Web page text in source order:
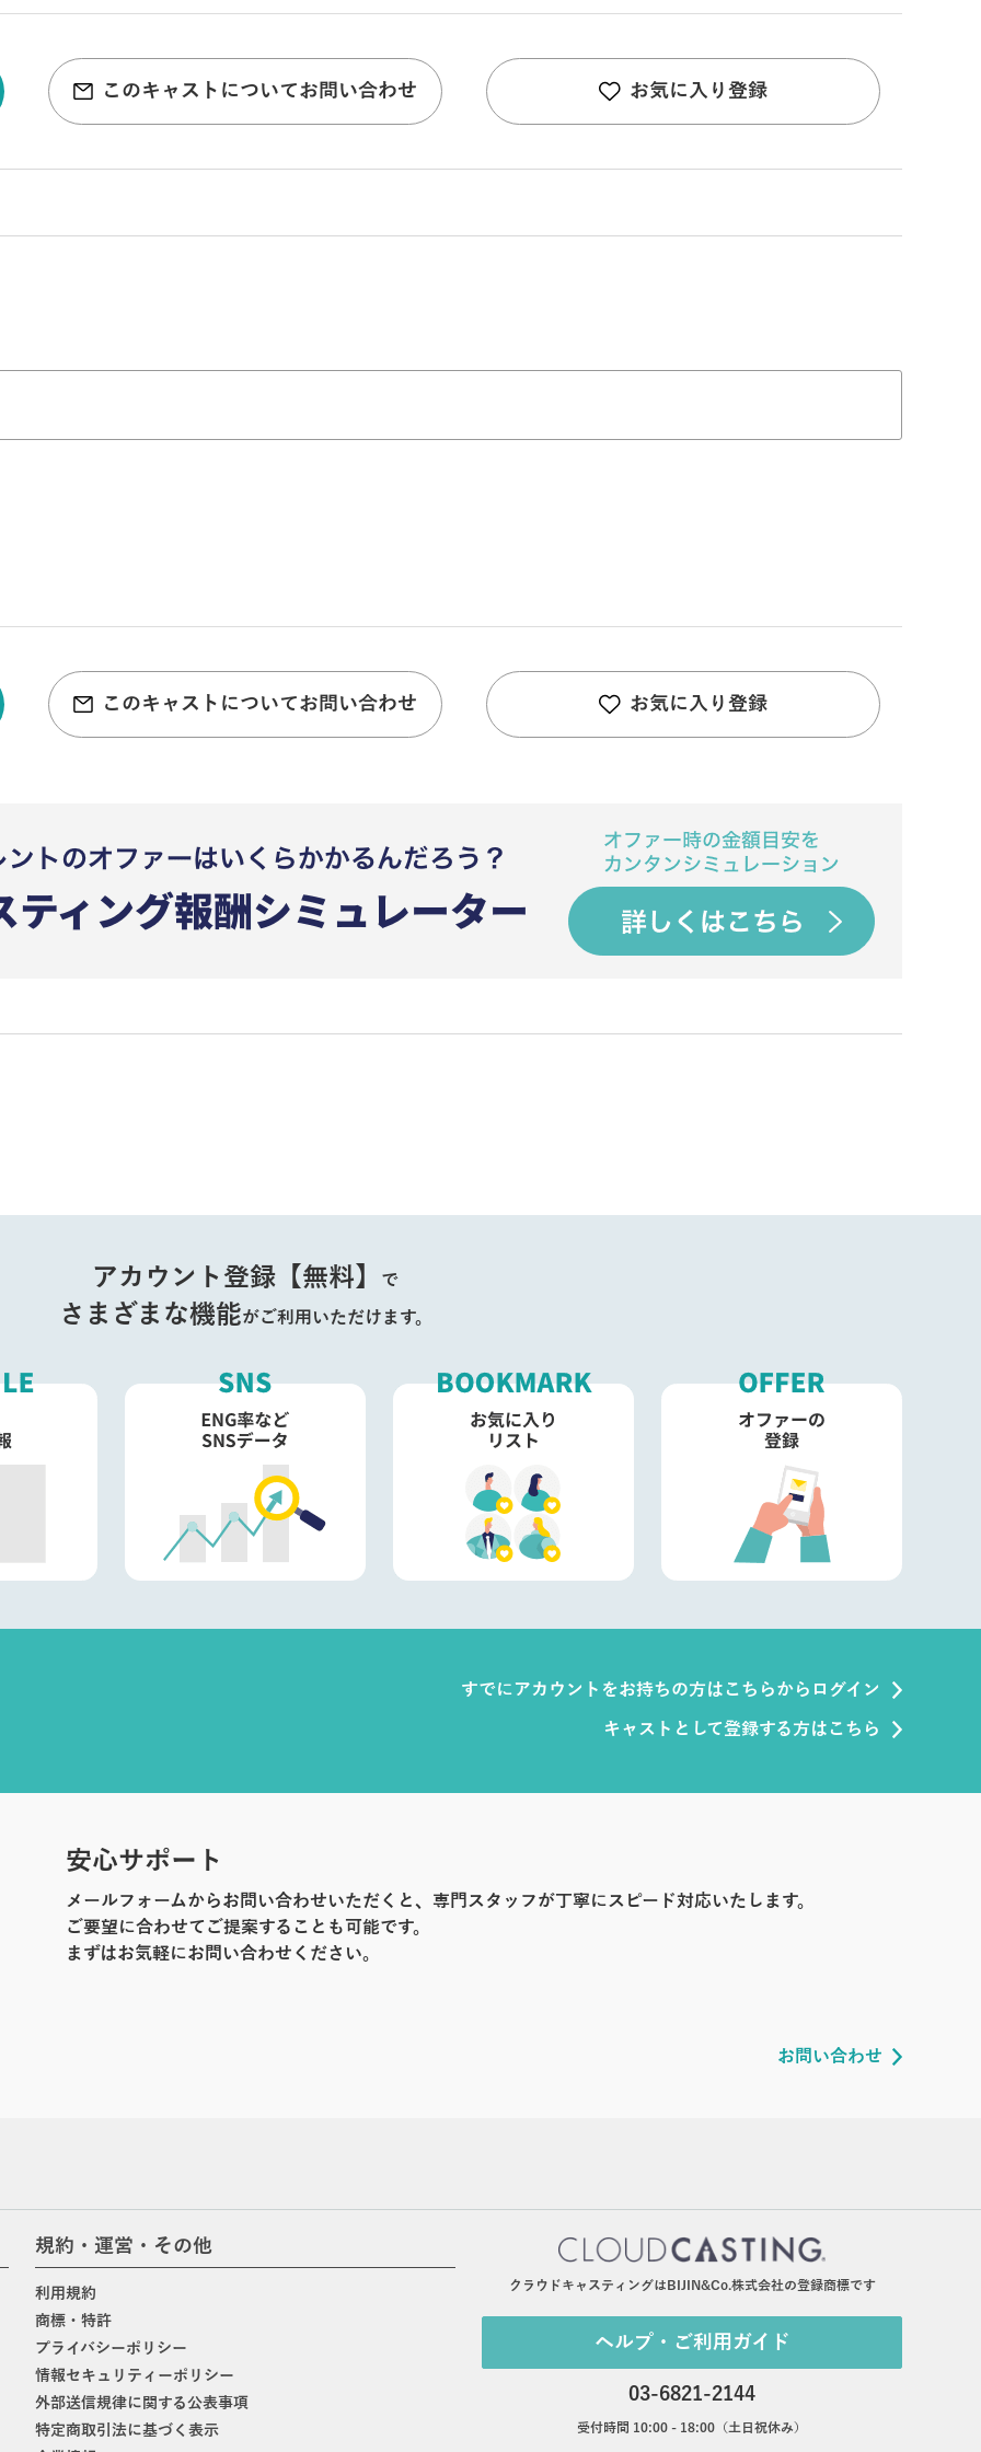
このキャストについてお問い合わせ お気に入り登録
このキャストについてお問い合わせ お気に入り登録
アカウント登録【無料】 で
さまざまな機能がご利用いただけます。
すでにアカウントをお持ちの方はこちらからログイン
キャストとして登録する方はこちら
安心サポート
メールフォームからお問い合わせいただくと、専門スタッフが丁寧にスピード対応いたします。
ご要望に合わせてご提案することも可能です。
まずはお気軽にお問い合わせください。
お問い合わせ
規約・運営・その他
利用規約
商標・特許
プライバシーポリシー
情報セキュリティーポリシー
外部送信規律に関する公表事項
特定商取引法に基づく表示
クラウドキャスティングはBIJIN&Co.株式会社の登録商標です
ヘルプ・ご利用ガイド
03-6821-2144
受付時間 10:00 - 18:00（土日祝休み）